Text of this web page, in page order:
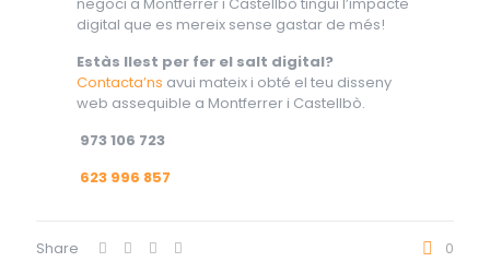
negoci a Montferrer i Castellbò tingui l’impacte
digital que es mereix sense gastar de més!
Estàs llest per fer el salt digital?
Contacta’ns avui mateix i obté el teu disseny
web assequible a Montferrer i Castellbò.
973 106 723
623 996 857
Share 0